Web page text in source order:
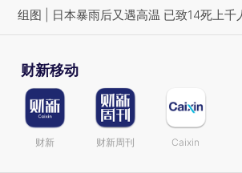
组图 | 日本暴雨后又遇高温 已致14死上千
财新移动
财新 财新周刊 Caixin